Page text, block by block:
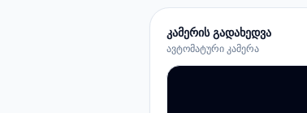
კამერის გადახედვა
ავტომატური კამერა